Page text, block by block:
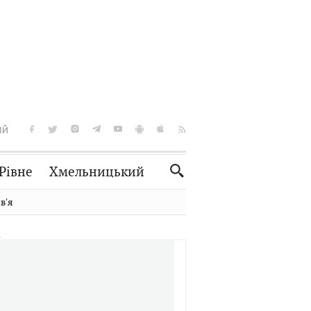
Хмельницький
Словко